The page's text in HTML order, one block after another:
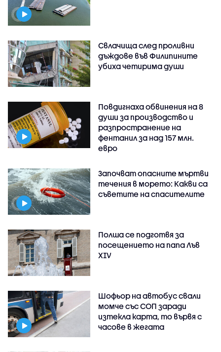
Свлачища след проливни
дъждове във Филипините
убиха четирима души
Повдигнаха обвинения на 8
души за производство и
разпространение на
фентанил за над 157 млн.
евро
Започват опасните мъртви
течения в морето: Какви са
съветите на спасителите
Полша се подготвя за
посещението на папа Лъв
XIV
Шофьор на автобус свали
момче със СОП заради
изтекла карта, то вървя с
часове в жегата